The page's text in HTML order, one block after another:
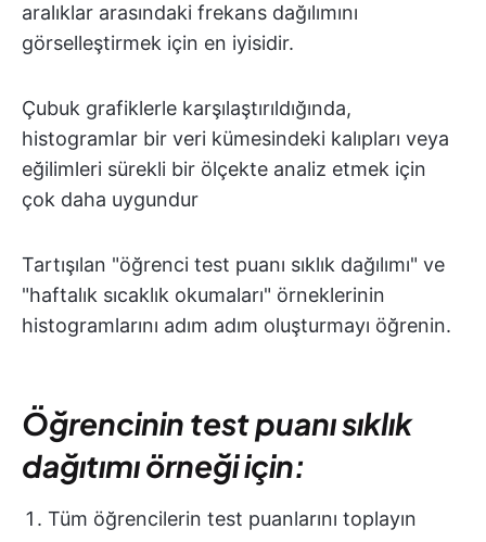
aralıklar arasındaki frekans dağılımını
görselleştirmek için en iyisidir.
Çubuk grafiklerle karşılaştırıldığında,
histogramlar bir veri kümesindeki kalıpları veya
eğilimleri sürekli bir ölçekte analiz etmek için
çok daha uygundur
Tartışılan "öğrenci test puanı sıklık dağılımı" ve
"haftalık sıcaklık okumaları" örneklerinin
histogramlarını adım adım oluşturmayı öğrenin.
Öğrencinin test puanı sıklık
dağıtımı örneği için:
Tüm öğrencilerin test puanlarını toplayın